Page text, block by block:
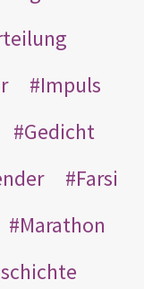
Impuls
Gedicht
Farsi
Marathon